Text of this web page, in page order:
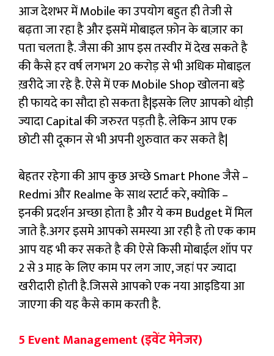
आज देशभर में Mobile का उपयोग बहुत ही तेजी से
बढ़ता जा रहा है और इसमें मोबाइल फ़ोन के बाज़ार का
पता चलता है. जैसा की आप इस तस्वीर में देख सकते है
की कैसे हर वर्ष लगभग 20 करोड़ से भी अधिक मोबाइल
ख़रीदे जा रहे है. ऐसे में एक Mobile Shop खोलना बड़े
ही फायदे का सौदा हो सकता है|इसके लिए आपको थोड़ी
ज्यादा Capital की जरुरत पड़ती है. लेकिन आप एक
छोटी सी दूकान से भी अपनी शुरुवात कर सकते है|
बेहतर रहेगा की आप कुछ अच्छे Smart Phone जैसे –
Redmi और Realme के साथ स्टार्ट करे, क्योकि –
इनकी प्रदर्शन अच्छा होता है और ये कम Budget में मिल
जाते है.अगर इसमे आपको समस्या आ रही है तो एक काम
आप यह भी कर सकते है की ऐसे किसी मोबाईल शॉप पर
2 से 3 माह के लिए काम पर लग जाए, जहां पर ज्यादा
खरीदारी होती है.जिससे आपको एक नया आइडिया आ
जाएगा की यह कैसे काम करती है.
5 Event Management (इवेंट मेनेजर)